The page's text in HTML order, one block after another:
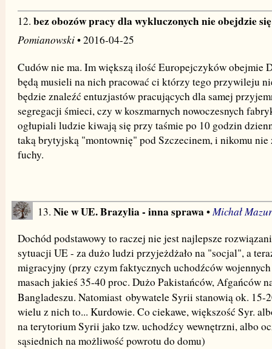
12. bez obozów pracy dla wykluczonych nie obejdzie się
Pomianowski• 2016-04-25
Cudów nie ma. Im większą ilość Europejczyków obejmie
będą musieli na nich pracować ci którzy tego przywileju
będzie znaleźć entuzjastów pracujących dla samej
segregacji śmieci, czy w koszmarnych nowoczesnych
ogłupiali ludzie kiwają się przy taśmie po 10 godzin
taką brytyjską "montownię" pod Szczecinem, i nikomu nie
fuchy.
13. Nie w UE. Brazylia - inna sprawa •Michał Mazur
Dochód podstawowy to raczej nie jest najlepsze
sytuacji UE - za dużo ludzi przyjeżdżało na "socjal", a
migracyjny (przy czym faktycznych uchodźców
masach jakieś 35-40 proc. Dużo Pakistańców, Afgańców
Bangladeszu. Natomiast obywatele Syrii stanowią ok. 15-
wielu z nich to... Kurdowie. Co ciekawe, większość Syr.
na terytorium Syrii jako tzw. uchodźcy wewnętrzni, albo
sąsiednich na możliwość powrotu do domu)